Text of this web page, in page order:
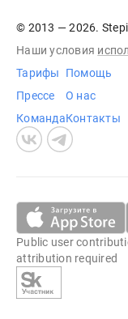
© 2013 — 2026.
Наши условия
Тарифы
Прессе
Команда
Помощь
О нас
Контакты
Public user
attribution required